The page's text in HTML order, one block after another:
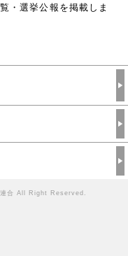
・選挙公報を掲載しま
連合 All Right Reserved.